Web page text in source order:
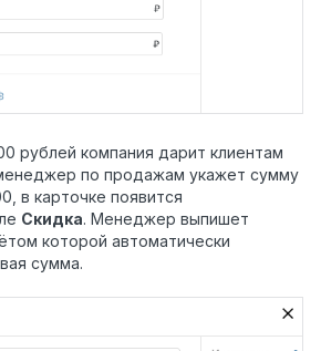
рублей компания дарит клиентам
по продажам укажет сумму
в карточке появится
Скидка. Менеджер выпишет
которой автоматически
сумма.